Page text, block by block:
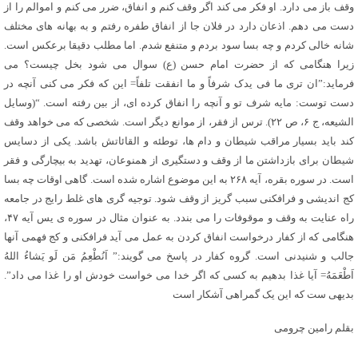
وقف باز می دارد. او فکر می کند اگر وقف کنم و انفاق، ضرر می کنم و اموالم را از
دست می دهم. اذعان دارد در فلان جا از انفاق طفره رفتم و به بهانه های مختلف
شانه خالی کردم و چه بسا سود بردم و متنفع شدم. اما مطلب دقیقا برعکس است.
زیرا هنگامی که از حضرت امام حسن (ع) سوال می شود بخل چیست؟ می
فرماید:”ان تری ما فی یدک شرفاً و ما انفقت تلفاً= این که فکر می کنی آنچه در
دست توست: مایه شرف تو و آنچه را انفاق کرده ای، از بین رفته است. “(وسایل
الشیعه، ج ۶، ص ۲۲). ترس از فقر، از موانع دیگر است. شخصی که می خواهد وقف
کند باید بسیار مراقب شیطان و دام ها، توطئه و القائاتش باشد. یکی از دسایس
شیطان برای بازداشتن ما از وقف و دستگیری از همنوعان، تهدید به بیچارگی و فقر
است. در سوره بقره، آیه ۲۶۸ به این موضوع اشاره شده است. گاهی اوقات چه بسا
کج اندیشی و فرافکنی سبب گریز از وقف شود. توجیه گری های غلط رایج در جامعه
راه عنایت به وقف و موقوفات را می بندد. به عنوان مثال در سوره ی یس آیه ۴۷،
هنگامی که از کفار درخواست انفاق کردن به عمل می آید فرافکنی و کج فهمی آنها
جالب و شنیدنی است. گروه کفار در پاسخ می گویند:” اَنُطْعِمُ مَن لَو یَشاءُ اللهُ
اَطْعَمَهُ= آیا غذا بدهیم به کسی که اگر خدا می خواست خودش او را غذا می داد”.
بدیهی ست که این یک گمراهی آشکار است
بقلم رامین چرومی